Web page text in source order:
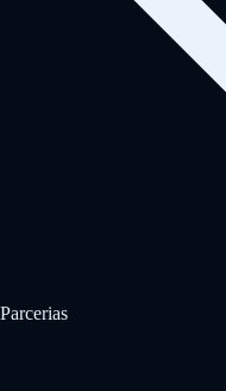
Parcerias